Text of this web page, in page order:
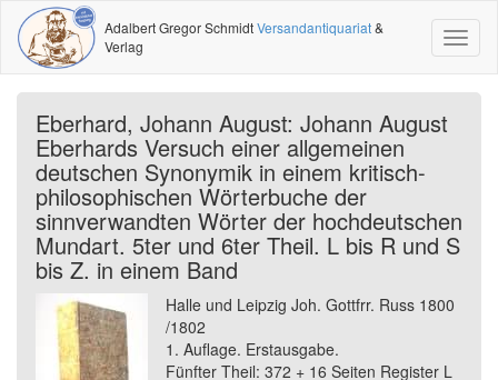
Adalbert Gregor SchmidtVersandantiquariat&
Verlag
Eberhard, Johann August: Johann August
Eberhards Versuch einer allgemeinen
deutschen Synonymik in einem kritisch-
philosophischen Wörterbuche der
sinnverwandten Wörter der hochdeutschen
Mundart. 5ter und 6ter Theil. L bis R und S
bis Z. in einem Band
Halle und Leipzig Joh. Gottfrr. Russ 1800
/1802
1. Auflage. Erstausgabe.
Fünfter Theil: 372 + 16 Seiten Register L